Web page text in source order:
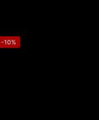
-10%